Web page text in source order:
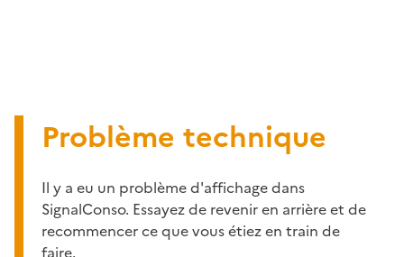
Problème technique
Il y a eu un problème d'affichage dans
SignalConso. Essayez de revenir en arrière et de
recommencer ce que vous étiez en train de
faire.